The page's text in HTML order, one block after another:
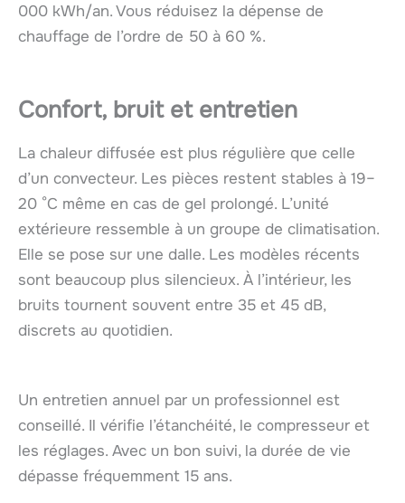
000 kWh/an. Vous réduisez la dépense de
chauffage de l’ordre de 50 à 60 %.
Confort, bruit et entretien
La chaleur diffusée est plus régulière que celle
d’un convecteur. Les pièces restent stables à 19–
20 °C même en cas de gel prolongé. L’unité
extérieure ressemble à un groupe de climatisation.
Elle se pose sur une dalle. Les modèles récents
sont beaucoup plus silencieux. À l’intérieur, les
bruits tournent souvent entre 35 et 45 dB,
discrets au quotidien.
Un entretien annuel par un professionnel est
conseillé. Il vérifie l’étanchéité, le compresseur et
les réglages. Avec un bon suivi, la durée de vie
dépasse fréquemment 15 ans.